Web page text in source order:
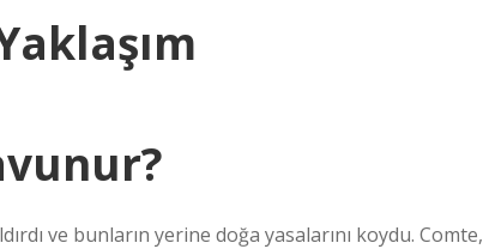
ve bunların yerine doğa yasalarını koydu. Comte,